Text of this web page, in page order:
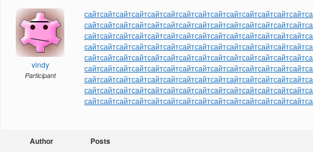
vindy
Participant
сайтсайтсайтсайтсайтсайтсайтсайтсайтсайтсайтсайтсайтсайт
сайтсайтсайтсайтсайтсайтсайтсайтсайтсайтсайтсайтсайтсайт
сайтсайтсайтсайтсайтсайтсайтсайтсайтсайтсайтсайтсайтсайт
сайтсайтсайтсайтсайтсайтсайтсайтсайтсайтсайтсайтсайтсайт
сайтсайтсайтсайтсайтсайтсайтсайтсайтсайтсайтсайтсайтсайт
сайтсайтсайтсайтсайтсайтсайтсайтсайтсайтсайтсайтсайтсайт
сайтсайтсайтсайтсайтсайтсайтсайтсайтсайтсайтсайтсайтсайт
сайтсайтсайтсайтсайтсайтсайтсайтсайтсайтсайтсайтсайтсайт
сайтсайтсайтсайтсайтсайтсайтсайтсайтсайтсайтсайтсайтсайт
Author Posts